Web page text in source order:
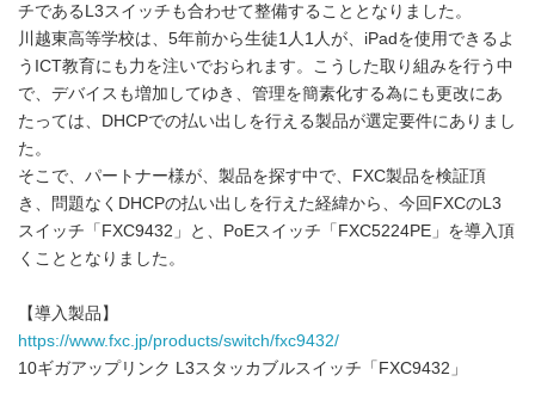
チであるL3スイッチも合わせて整備することとなりました。
川越東高等学校は、5年前から生徒1人1人が、iPadを使用できるよ
うICT教育にも力を注いでおられます。こうした取り組みを行う中
で、デバイスも増加してゆき、管理を簡素化する為にも更改にあ
たっては、DHCPでの払い出しを行える製品が選定要件にありまし
た。
そこで、パートナー様が、製品を探す中で、FXC製品を検証頂
き、問題なくDHCPの払い出しを行えた経緯から、今回FXCのL3
スイッチ「FXC9432」と、PoEスイッチ「FXC5224PE」を導入頂
くこととなりました。
【導入製品】
https://www.fxc.jp/products/switch/fxc9432/
10ギガアップリンク L3スタッカブルスイッチ「FXC9432」